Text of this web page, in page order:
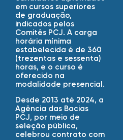
em cursos superiores
de graduação,
indicados pelos
Comitês PCJ. A carga
horária mínima
estabelecida é de 360
(trezentas e sessenta)
horas, e o curso é
oferecido na
modalidade presencial.
Desde 2013 até 2024, a
Agência das Bacias
PCJ, por meio de
seleção pública,
celebrou contrato com